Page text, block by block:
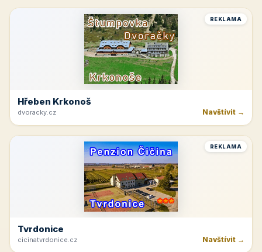
REKLAMA
Hřeben Krkonoš
dvoracky.cz Navštívit →
REKLAMA
Tvrdonice
cicinatvrdonice.cz Navštívit →